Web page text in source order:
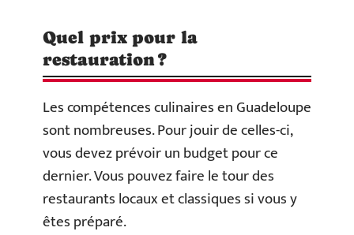
Quel prix pour la
restauration ?
Les compétences culinaires en Guadeloupe
sont nombreuses. Pour jouir de celles-ci,
vous devez prévoir un budget pour ce
dernier. Vous pouvez faire le tour des
restaurants locaux et classiques si vous y
êtes préparé.